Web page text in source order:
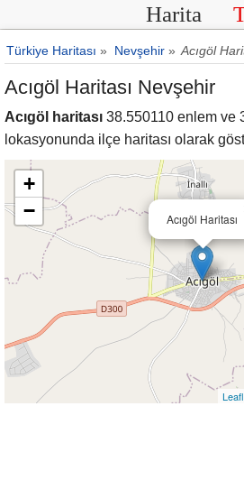
Harita
Türkiye Haritası » Nevşehir » Acıgöl
Acıgöl Haritası Nevşehir
Acıgöl haritası 38.550110 enlem ve
lokasyonunda ilçe haritası olarak
Acıgöl Haritası
+
−